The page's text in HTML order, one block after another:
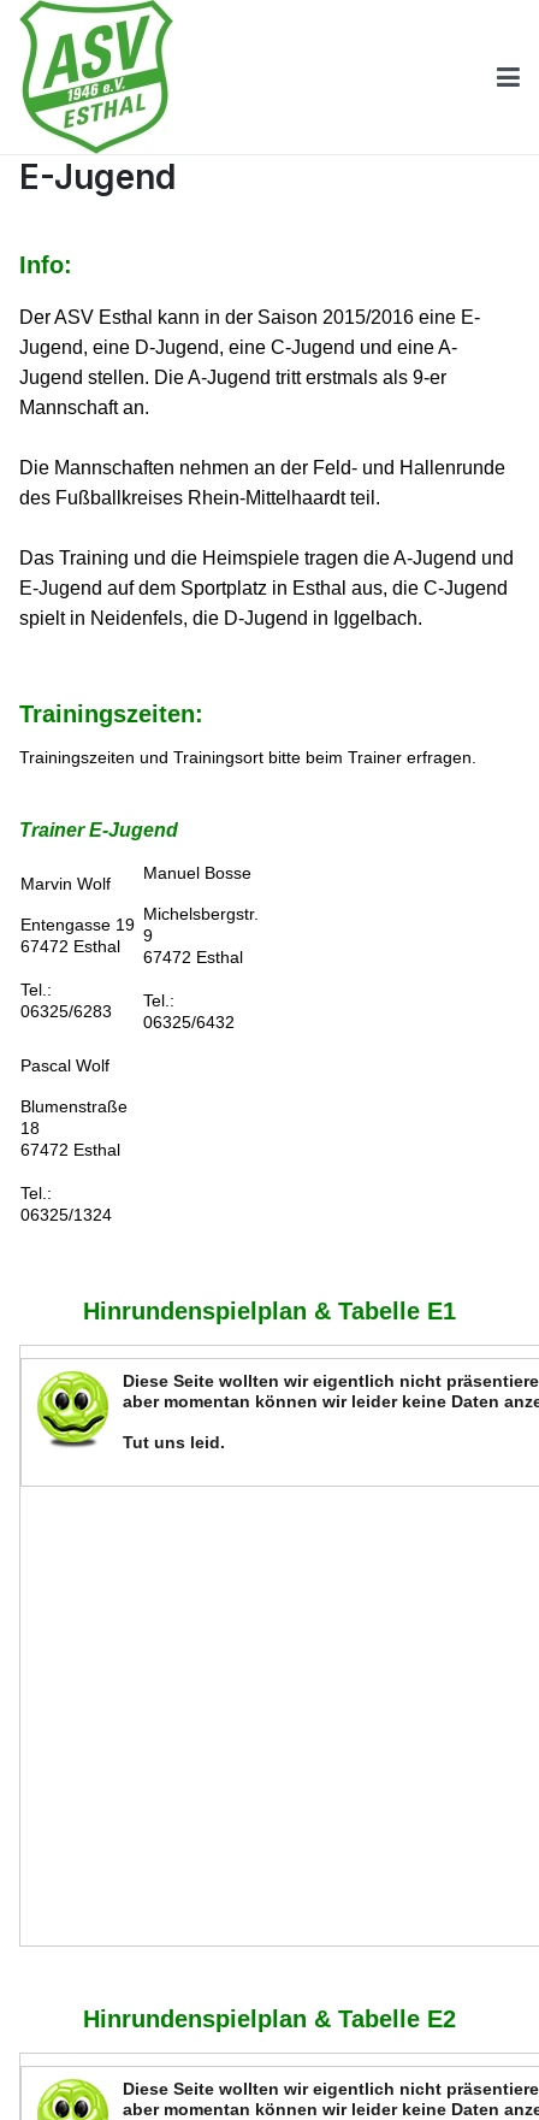
E-Jugend
Info:
Der ASV Esthal kann in der Saison 2015/2016 eine E-
Jugend, eine D-Jugend, eine C-Jugend und eine A-
Jugend stellen. Die A-Jugend tritt erstmals als 9-er
Mannschaft an.
Die Mannschaften nehmen an der Feld- und Hallenrunde
des Fußballkreises Rhein-Mittelhaardt teil.
Das Training und die Heimspiele tragen die A-Jugend und
E-Jugend auf dem Sportplatz in Esthal aus, die C-Jugend
spielt in Neidenfels, die D-Jugend in Iggelbach.
Trainingszeiten:
Trainingszeiten und Trainingsort bitte beim Trainer erfragen.
Trainer E-Jugend
Marvin Wolf
Entengasse 19
67472 Esthal
Tel.:
06325/6283
Manuel Bosse
Michelsbergstr.
9
67472 Esthal
Tel.:
06325/6432
Pascal Wolf
Blumenstraße
18
67472 Esthal
Tel.:
06325/1324
Hinrundenspielplan & Tabelle E1
Hinrundenspielplan & Tabelle E2